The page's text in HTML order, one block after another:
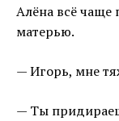
Алёна всё чаще
матерью.
— Игорь, мне
— Ты